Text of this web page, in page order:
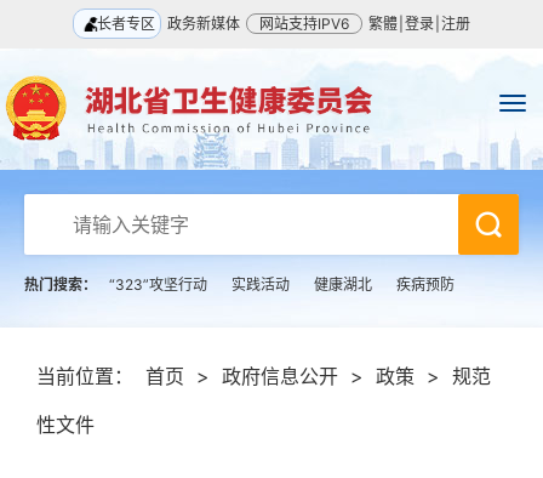
长者专区 政务新媒体 网站支持IPV6 繁體 登录 注册
热门搜索： “323”攻坚行动 实践活动 健康湖北 疾病预防
当前位置： 首页 > 政府信息公开 > 政策 > 规范
性文件